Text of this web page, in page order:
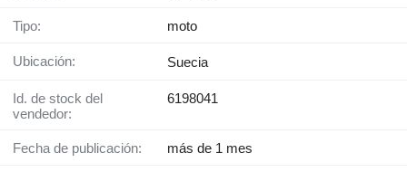
Tipo: moto
Ubicación: Suecia
Id. de stock del
vendedor:
6198041
Fecha de publicación: más de 1 mes